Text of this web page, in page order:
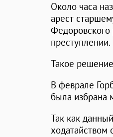
Около часа
арест
Федоровского
преступлении.
Такое
В феврале
была избрана
Так как